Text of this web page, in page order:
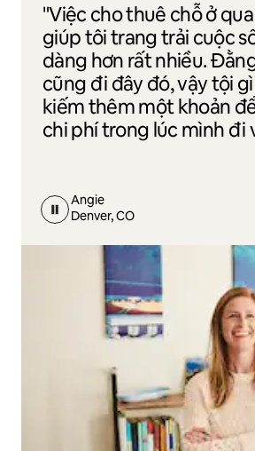
"Việc cho thuê chỗ ở
giúp tôi trang trải cuộc
dàng hơn rất nhiều.
cũng đi đây đó, vậy tội
kiếm thêm một khoản
chi phí trong lúc mình đi
Angie
Denver, CO